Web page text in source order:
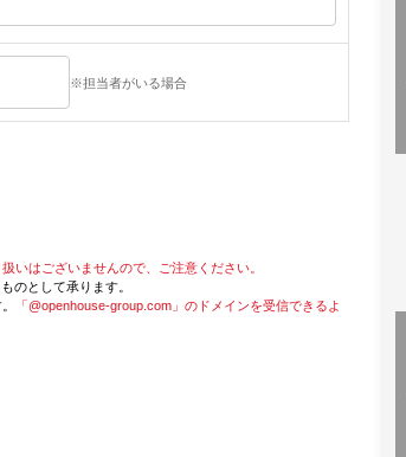
※担当者がいる場合
いはございませんので、ご注意ください。
のとして承ります。
「@openhouse-group.com」のドメインを受信できるよ